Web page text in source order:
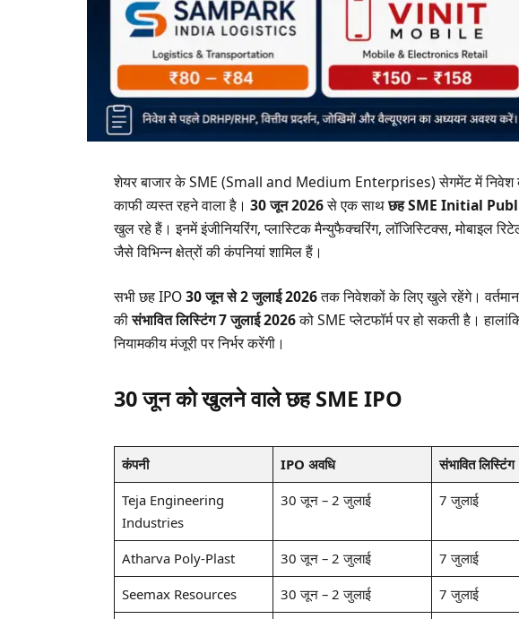
शेयर बाजार के SME (Small and Medium Enterprises) सेगमेंट में निवेश
काफी व्यस्त रहने वाला है।30 जून 2026से एक साथछह SME Initial
खुल रहे हैं। इनमें इंजीनियरिंग, प्लास्टिक मैन्युफैक्चरिंग, लॉजिस्टिक्स, मोबाइल
जैसे विभिन्न क्षेत्रों की कंपनियां शामिल हैं।
सभी छह IPO30 जून से 2 जुलाई 2026तक निवेशकों के लिए खुले रहेंगे।
कीसंभावित लिस्टिंग 7 जुलाई 2026को SME प्लेटफॉर्म पर हो सकती है।
नियामकीय मंजूरी पर निर्भर करेंगी।
30 जून को खुलने वाले छह SME IPO
कंपनी IPO अवधि संभावित लिस्टिंग
Teja Engineering
Industries
30 जून – 2 जुलाई 7 जुलाई
Atharva Poly-Plast 30 जून – 2 जुलाई 7 जुलाई
Seemax Resources
30 जून – 2 जुलाई 7 जुलाई